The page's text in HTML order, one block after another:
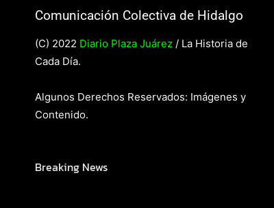
Comunicación Colectiva de Hidalgo
(C) 2022 Diario Plaza Juárez / La Historia de
Cada Día.
Algunos Derechos Reservados: Imágenes y
Contenido.
Breaking News